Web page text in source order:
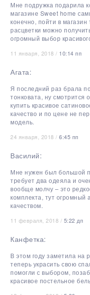
Мне подружка подарила
магазине Sweet home
конечно, пойти в
расцветки можно
огромный выбор
11 января, 2018 / 10:14 пп
Агата:
Я последний раз брала
тонковата, ну смотрится
купить красивое
качество и по цене не
модель.
24 января, 2018 / 6:45 пп
Василий:
Мне нужен был большой
требует два одеяла и
вообще молчу – это
комплекта, тут огромный
качеством.
11 февраля, 2018 / 5:22 дп
Канфетка:
В этом году заметила на
теперь украсить свою
помогли с выбором,
красивое постельное